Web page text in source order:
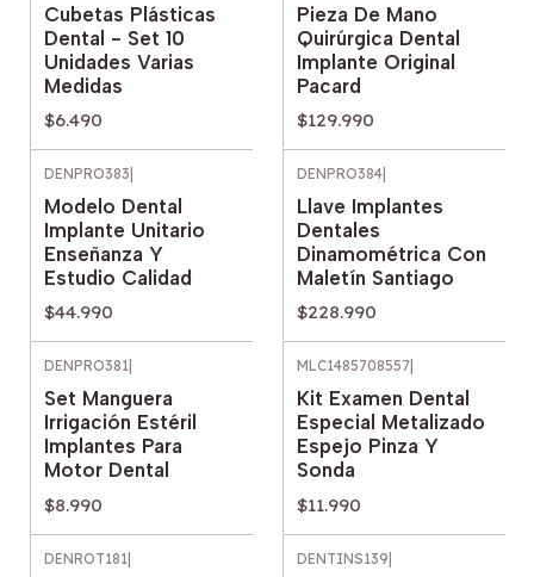
Cubetas Plásticas
Dental - Set 10
Unidades Varias
Medidas
$6.490
Pieza De Mano
Quirúrgica Dental
Implante Original
Pacard
$129.990
DENPRO383
Modelo Dental
Implante Unitario
Enseñanza Y
Estudio Calidad
$44.990
DENPRO384
Llave Implantes
Dentales
Dinamométrica Con
Maletín Santiago
$228.990
DENPRO381
Set Manguera
Irrigación Estéril
Implantes Para
Motor Dental
$8.990
MLC1485708557
Kit Examen Dental
Especial Metalizado
Espejo Pinza Y
Sonda
$11.990
DENROT181| DENTINS139|